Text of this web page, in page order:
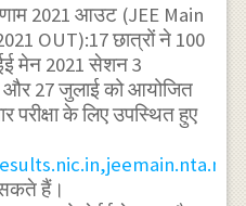
2021 आउट (JEE Main
OUT):17 छात्रों ने 100
मेन 2021 सेशन 3
27 जुलाई को आयोजित
परीक्षा के लिए उपस्थित हुए
हैं।